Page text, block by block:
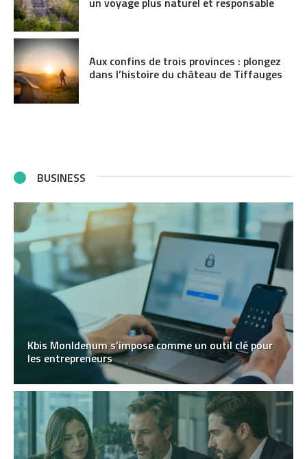
Aux confins de trois provinces : plongez
dans l’histoire du château de Tiffauges
BUSINESS
Kbis MonIdenum s’impose comme un outil clé pour
les entrepreneurs